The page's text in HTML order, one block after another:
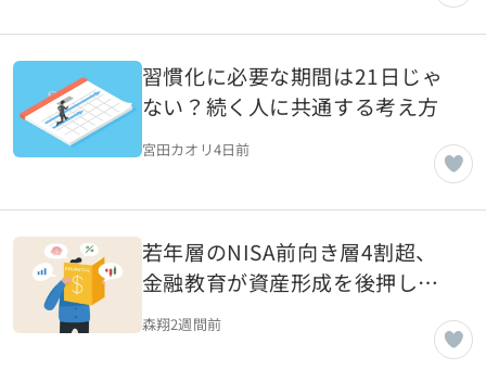
習慣化に必要な期間は21日じゃ
ない？続く人に共通する考え方
宮田カオリ4日前
若年層のNISA前向き層4割超、
金融教育が資産形成を後押しす
る理由
森翔2週間前